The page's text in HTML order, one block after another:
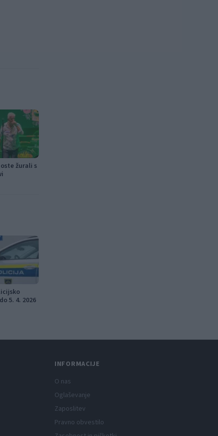
žurali s
5. 4. 2026
INFORMACIJE
O nas
Oglaševanje
Zaposlitev
Pravno obvestilo